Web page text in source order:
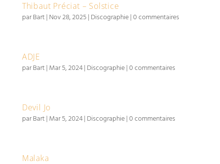
Thibaut Préciat – Solstice
parBart| Nov 28, 2025| Discographie| 0 commentaires
ADJE
parBart| Mar 5, 2024| Discographie| 0 commentaires
Devil Jo
parBart| Mar 5, 2024| Discographie| 0 commentaires
Malaka